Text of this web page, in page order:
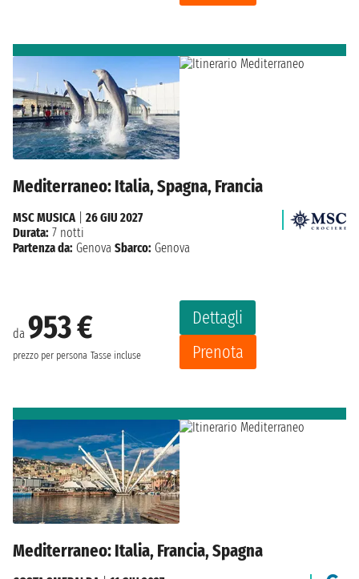
Mediterraneo: Italia, Spagna, Francia
da 953 €
prezzo per persona Tasse incluse
Dettagli
Prenota
MSC MUSICA| 26 GIU 2027
Durata: 7 notti
Partenza da: Genova Sbarco: Genova
Mediterraneo: Italia, Francia, Spagna